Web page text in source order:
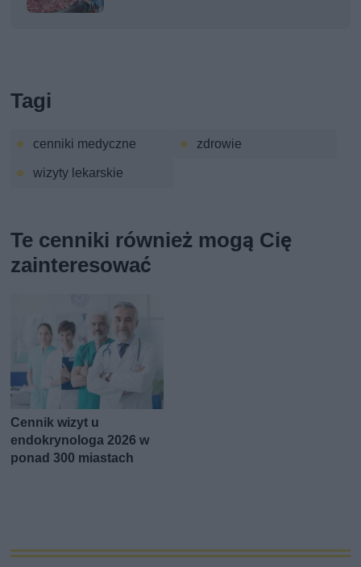
Tagi
cenniki medyczne
zdrowie
wizyty lekarskie
Te cenniki również mogą Cię
zainteresować
Cennik wizyt u
endokrynologa 2026 w
ponad 300 miastach